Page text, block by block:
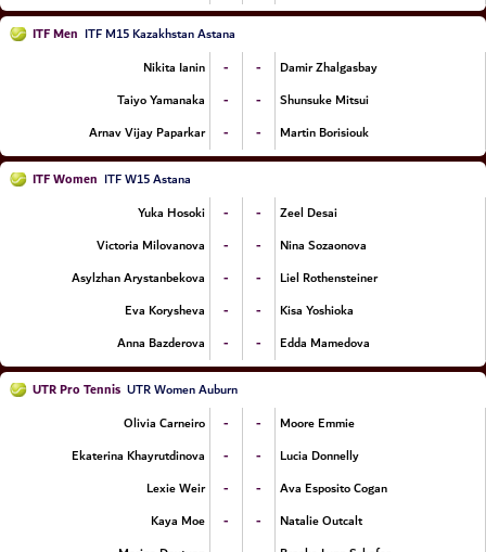
ITF Men ITF M15 Kazakhstan Astana
Nikita Ianin
- -
Damir Zhalgasbay
Taiyo Yamanaka
- -
Shunsuke Mitsui
Arnav Vijay Paparkar
- - Martin Borisiouk
ITF Women ITF W15 Astana
Yuka Hosoki
- -
Zeel Desai
Victoria Milovanova
- -
Nina Sozaonova
Asylzhan Arystanbekova
- -
Liel Rothensteiner
Eva Korysheva
- -
Kisa Yoshioka
Anna Bazderova
- - Edda Mamedova
UTR Pro Tennis UTR Women Auburn
Olivia Carneiro
- -
Moore Emmie
Ekaterina Khayrutdinova
- -
Lucia Donnelly
Lexie Weir
- -
Ava Esposito Cogan
Kaya Moe
- -
Natalie Outcalt